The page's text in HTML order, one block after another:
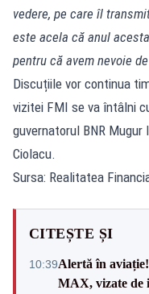
vedere, pe care îl
este acela că anul
pentru că avem nevoie
Discuțiile vor continua
vizitei FMI se va întâlni
guvernatorul BNR
Ciolacu.
Sursa: Realitatea
CITEȘTE ȘI
10:39Alertă în
MAX, vizate de